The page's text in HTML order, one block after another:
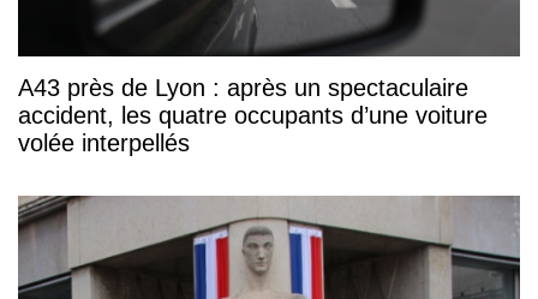
A43 près de Lyon : après un spectaculaire
accident, les quatre occupants d’une voiture
volée interpellés